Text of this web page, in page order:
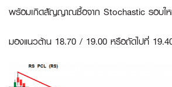
พร้อมเกิดสัญญาณซื้อจาก Stochastic รอบให
มองแนวต้าน 18.70 / 19.00 หรือถัดไปที่